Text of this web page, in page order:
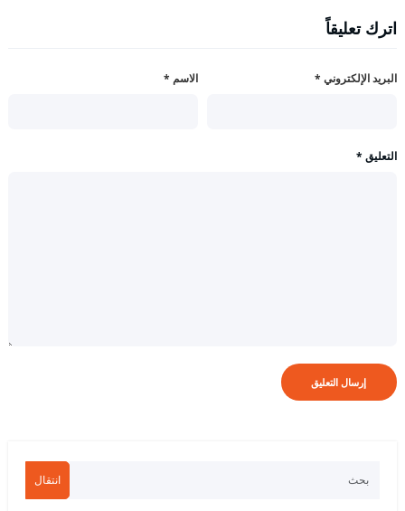
اترك تعليقاً
الاسم * البريد الإلكتروني *
التعليق *
انتقال